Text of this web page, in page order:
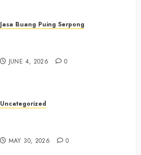
Jasa Buang Puing Serpong
JUNE 4, 2026 0
Uncategorized
MAY 30, 2026 0